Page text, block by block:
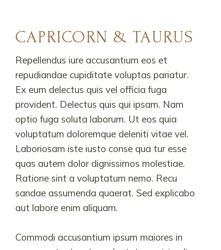
CAPRICORN & TAURUS
Repellendus iure accusantium eos et
repudiandae cupiditate voluptas pariatur.
Ex eum delectus quis vel officia fuga
provident. Delectus quis qui ipsam. Nam
optio fuga soluta laborum. Ut eos quia
voluptatum doloremque deleniti vitae vel.
Laboriosam iste iusto conse qua tur esse
quas autem dolor dignissimos molestiae.
Ratione sint a voluptatum nemo. Recu
sandae assumenda quaerat. Sed explicabo
aut labore enim aliquam.
Commodi accusantium ipsum maiores in